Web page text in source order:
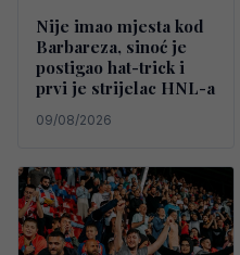
Nije imao mjesta kod
Barbareza, sinoć je
postigao hat-trick i
prvi je strijelac HNL-a
09/08/2026